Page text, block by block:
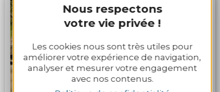
Nous respectons
votre vie privée !
Les cookies nous sont très utiles pour
améliorer votre expérience de navigation,
analyser et mesurer votre engagement
avec nos contenus.